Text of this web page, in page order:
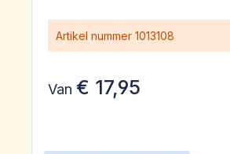
Artikel nummer 1013108
Van € 17,95